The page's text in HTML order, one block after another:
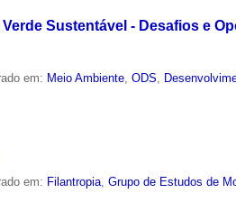
Sustentável - Desafios e
em: Meio Ambiente ,ODS
em: Filantropia,Grupo de Estudos de